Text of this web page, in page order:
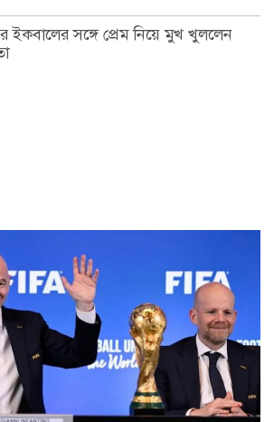
ইকবালের সঙ্গে প্রেম নিয়ে মুখ খুললেন